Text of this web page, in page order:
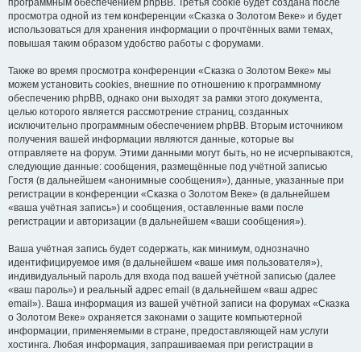
программным обеспечением phpBB. Третья cookie будет создана после
просмотра одной из тем конференции «Сказка о Золотом Веке» и будет
использоваться для хранения информации о прочтённых вами темах,
повышая таким образом удобство работы с форумами.
Также во время просмотра конференции «Сказка о Золотом Веке» мы
можем установить cookies, внешние по отношению к программному
обеспечению phpBB, однако они выходят за рамки этого документа,
целью которого является рассмотрение страниц, созданных
исключительно программным обеспечением phpBB. Вторым источником
получения вашей информации являются данные, которые вы
отправляете на форум. Этими данными могут быть, но не исчерпываются,
следующие данные: сообщения, размещённые под учётной записью
Гостя (в дальнейшем «анонимные сообщения»), данные, указанные при
регистрации в конференции «Сказка о Золотом Веке» (в дальнейшем
«ваша учётная запись») и сообщения, оставленные вами после
регистрации и авторизации (в дальнейшем «ваши сообщения»).
Ваша учётная запись будет содержать, как минимум, однозначно
идентифицируемое имя (в дальнейшем «ваше имя пользователя»),
индивидуальный пароль для входа под вашей учётной записью (далее
«ваш пароль») и реальный адрес email (в дальнейшем «ваш адрес
email»). Ваша информация из вашей учётной записи на форумах «Сказка
о Золотом Веке» охраняется законами о защите компьютерной
информации, применяемыми в стране, предоставляющей нам услуги
хостинга. Любая информация, запрашиваемая при регистрации в